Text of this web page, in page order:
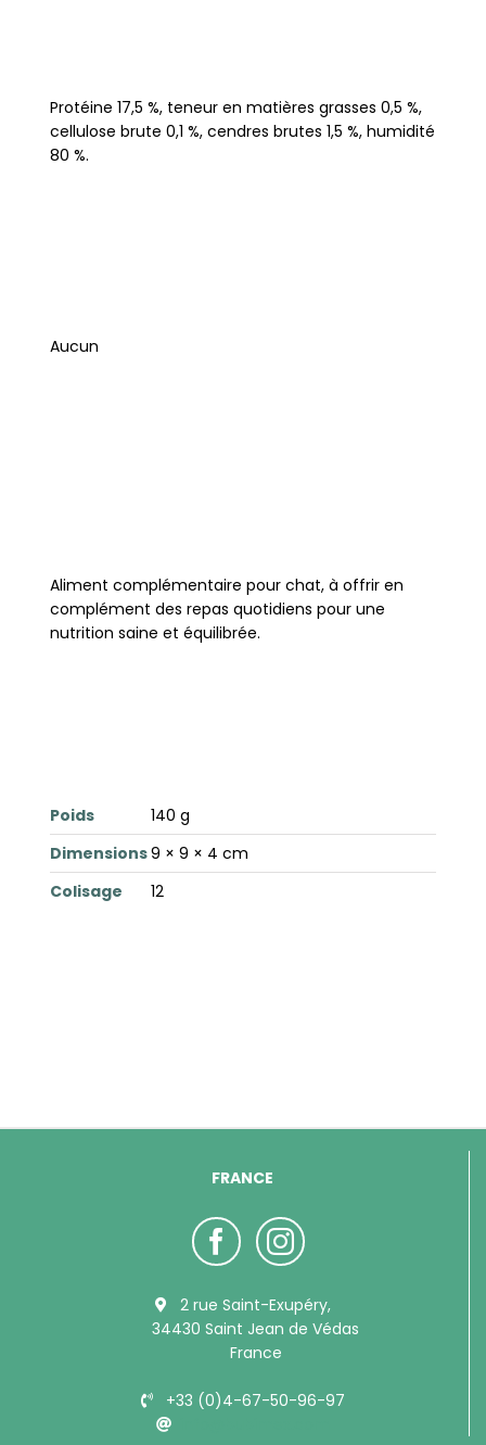
Protéine 17,5 %, teneur en matières grasses 0,5 %,
cellulose brute 0,1 %, cendres brutes 1,5 %, humidité
80 %.
Aucun
Aliment complémentaire pour chat, à offrir en
complément des repas quotidiens pour une
nutrition saine et équilibrée.
Poids
140 g
Dimensions9 × 9 × 4 cm
Colisage
12
FRANCE
2 rue Saint-Exupéry,
34430 Saint Jean de Védas
France
+33 (0)4-67-50-96-97